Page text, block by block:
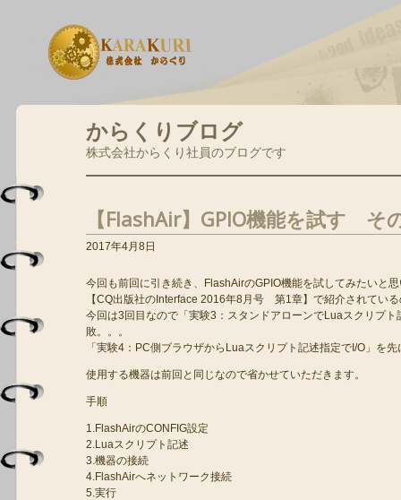
からくりブログ
株式会社からくり社員のブログです
【FlashAir】GPIO機能を試す そ
2017年4月8日
今回も前回に引き続き、FlashAirのGPIO機能を試してみたいと
【CQ出版社のInterface 2016年8月号 第1章】で紹介されてい
今回は3回目なので「実験3：スタンドアローンでLuaスクリプ
敗。。。
「実験4：PC側ブラウザからLuaスクリプト記述指定でI/O」を
使用する機器は前回と同じなので省かせていただきます。
手順
1.FlashAirのCONFIG設定
2.Luaスクリプト記述
3.機器の接続
4.FlashAirへネットワーク接続
5.実行